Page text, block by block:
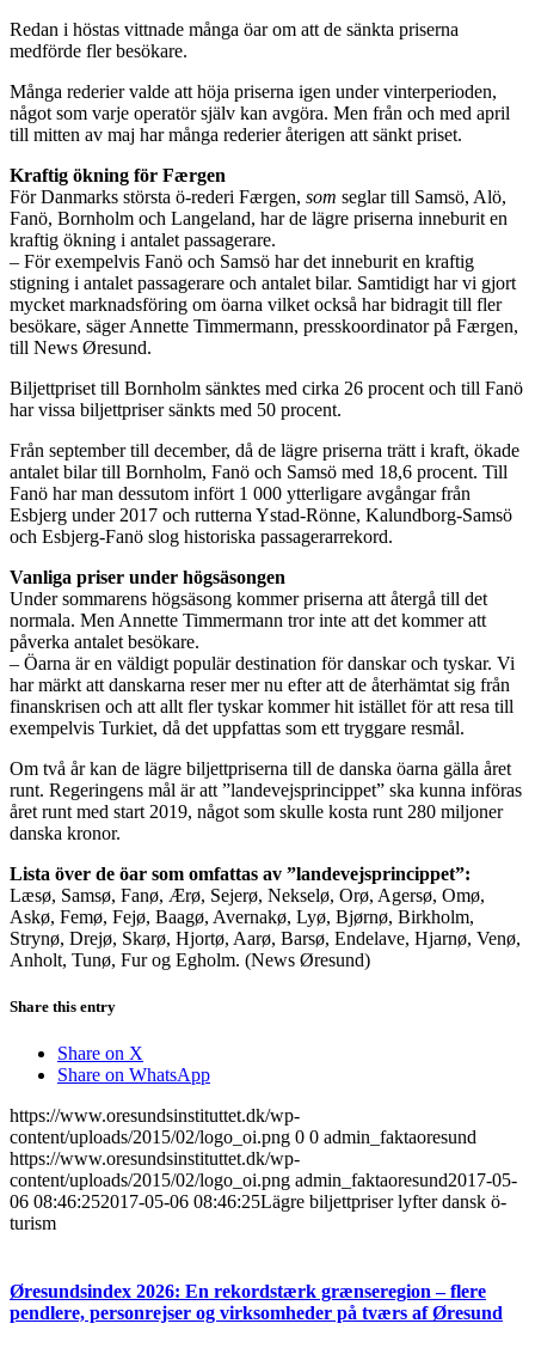
Redan i höstas vittnade många öar om att de sänkta priserna
medförde fler besökare.
Många rederier valde att höja priserna igen under vinterperioden,
något som varje operatör själv kan avgöra. Men från och med april
till mitten av maj har många rederier återigen att sänkt priset.
Kraftig ökning för Færgen
För Danmarks största ö-rederi Færgen, som seglar till Samsö, Alö,
Fanö, Bornholm och Langeland, har de lägre priserna inneburit en
kraftig ökning i antalet passagerare.
– För exempelvis Fanö och Samsö har det inneburit en kraftig
stigning i antalet passagerare och antalet bilar. Samtidigt har vi gjort
mycket marknadsföring om öarna vilket också har bidragit till fler
besökare, säger Annette Timmermann, presskoordinator på Færgen,
till News Øresund.
Biljettpriset till Bornholm sänktes med cirka 26 procent och till Fanö
har vissa biljettpriser sänkts med 50 procent.
Från september till december, då de lägre priserna trätt i kraft, ökade
antalet bilar till Bornholm, Fanö och Samsö med 18,6 procent. Till
Fanö har man dessutom infört 1 000 ytterligare avgångar från
Esbjerg under 2017 och rutterna Ystad-Rönne, Kalundborg-Samsö
och Esbjerg-Fanö slog historiska passagerarrekord.
Vanliga priser under högsäsongen
Under sommarens högsäsong kommer priserna att återgå till det
normala. Men Annette Timmermann tror inte att det kommer att
påverka antalet besökare.
– Öarna är en väldigt populär destination för danskar och tyskar. Vi
har märkt att danskarna reser mer nu efter att de återhämtat sig från
finanskrisen och att allt fler tyskar kommer hit istället för att resa till
exempelvis Turkiet, då det uppfattas som ett tryggare resmål.
Om två år kan de lägre biljettpriserna till de danska öarna gälla året
runt. Regeringens mål är att ”landevejsprincippet” ska kunna införas
året runt med start 2019, något som skulle kosta runt 280 miljoner
danska kronor.
Lista över de öar som omfattas av ”landevejsprincippet”:
Læsø, Samsø, Fanø, Ærø, Sejerø, Nekselø, Orø, Agersø, Omø,
Askø, Femø, Fejø, Baagø, Avernakø, Lyø, Bjørnø, Birkholm,
Strynø, Drejø, Skarø, Hjortø, Aarø, Barsø, Endelave, Hjarnø, Venø,
Anholt, Tunø, Fur og Egholm. (News Øresund)
Share this entry
Share on X
Share on WhatsApp
https://www.oresundsinstituttet.dk/wp-
content/uploads/2015/02/logo_oi.png 0 0 admin_faktaoresund
https://www.oresundsinstituttet.dk/wp-
content/uploads/2015/02/logo_oi.png admin_faktaoresund2017-05-
06 08:46:252017-05-06 08:46:25Lägre biljettpriser lyfter dansk ö-
turism
Øresundsindex 2026: En rekordstærk grænseregion – flere
pendlere, personrejser og virksomheder på tværs af Øresund